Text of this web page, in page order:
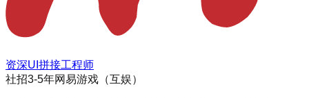
资深UI拼接工程师
社招3-5年网易游戏（互娱）